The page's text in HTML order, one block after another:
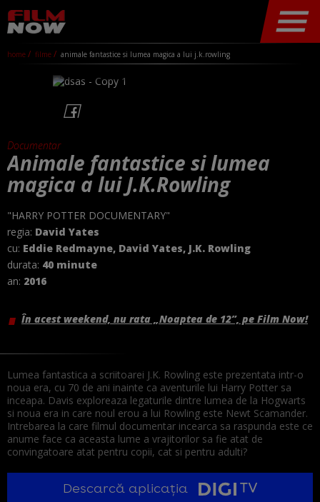
home filme animale fantastice si lumea magica a lui j.k.rowling
Documentar
Animale fantastice si lumea
magica a lui J.K.Rowling
"HARRY POTTER DOCUMENTARY"
regia: David Yates
cu: Eddie Redmayne, David Yates, J.K. Rowling
durata: 40 minute
an: 2016
În acest weekend, nu rata „Noaptea de 12”, pe Film Now!
Lumea fantastica a scriitoarei J.K. Rowling este prezentata intr-o
noua era, cu 70 de ani inainte ca aventurile lui Harry Potter sa
inceapa. Davis exploreaza legaturile dintre lumea de la Hogwarts
si noua era in care noul erou a lui Rowling este Newt Scamander.
Intrebarea la care filmul documentar incearca sa raspunda este ce
anume face ca aceasta lume a vrajitorilor sa fie atat de
convingatoare atat pentru copii, cat si pentru adulti?
Descarcă aplicația